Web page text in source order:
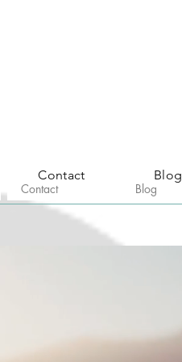
Contact Blog
Contact Blog